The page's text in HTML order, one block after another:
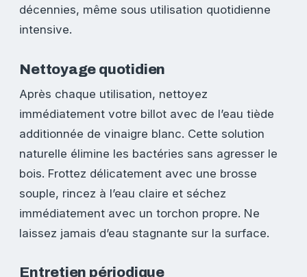
décennies, même sous utilisation quotidienne
intensive.
Nettoyage quotidien
Après chaque utilisation, nettoyez
immédiatement votre billot avec de l’eau tiède
additionnée de vinaigre blanc. Cette solution
naturelle élimine les bactéries sans agresser le
bois. Frottez délicatement avec une brosse
souple, rincez à l’eau claire et séchez
immédiatement avec un torchon propre. Ne
laissez jamais d’eau stagnante sur la surface.
Entretien périodique